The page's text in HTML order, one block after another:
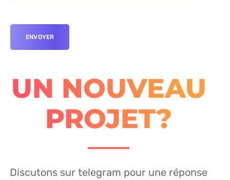
UN NOUVEAU
PROJET?
Discutons sur telegram pour une réponse